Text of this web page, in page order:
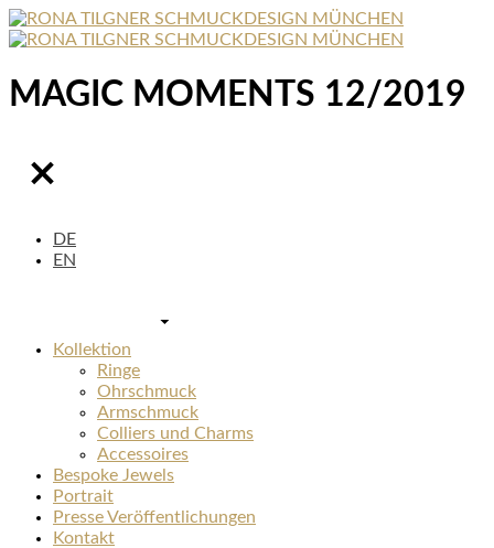
MAGIC MOMENTS 12/2019
DE
EN
Kollektion
Ringe
Ohrschmuck
Armschmuck
Colliers und Charms
Accessoires
Bespoke Jewels
Portrait
Presse Veröffentlichungen
Kontakt